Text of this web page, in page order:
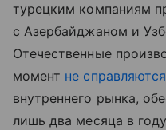
турецким компаниям
с Азербайджаном и
Отечественные
момент не справляются
внутреннего рынка,
лишь два месяца в